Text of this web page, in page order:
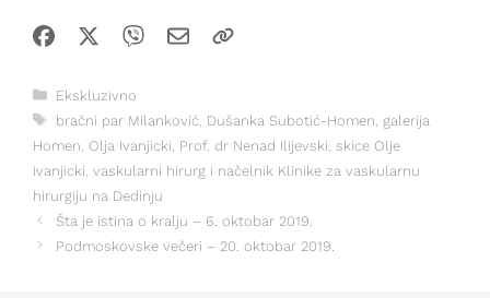
Kategorije
Ekskluzivno
Oznake
bračni par Milanković, Dušanka Subotić-Homen galerija
Homen Olja Ivanjicki Prof. dr Nenad Ilijevski skice Olje
Ivanjicki vaskularni hirurg i načelnik Klinike za vaskularnu
hirurgiju na Dedinju
Šta je istina o kralju – 6. oktobar 2019.
Podmoskovske večeri – 20. oktobar 2019.